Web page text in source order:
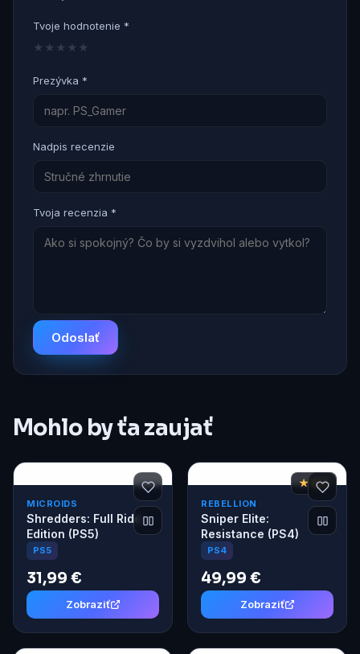
Tvoje hodnotenie *
★
★
★
★
★
Prezývka *
Nadpis recenzie
Tvoja recenzia *
Odoslať
Mohlo by ťa zaujať
MICROIDS
Shredders: Full Ride
Edition (PS5)
PS5
31,99 €
Zobraziť
★ 8,0
REBELLION
Sniper Elite:
Resistance (PS4)
PS4
49,99 €
Zobraziť